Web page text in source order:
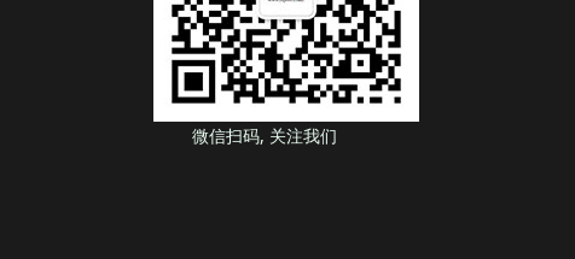
微信扫码, 关注我们